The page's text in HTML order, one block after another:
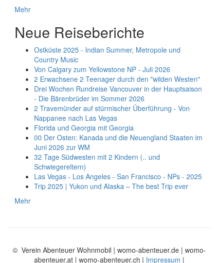
Mehr
Neue Reiseberichte
Ostküste 2025 - Indian Summer, Metropole und
Country Music
Von Calgary zum Yellowstone NP - Juli 2026
2 Erwachsene 2 Teenager durch den "wilden Westen"
Drei Wochen Rundreise Vancouver in der Hauptsaison
- Die Bärenbrüder im Sommer 2026
2 Travemünder auf stürmischer Überführung - Von
Nappanee nach Las Vegas
Florida und Georgia mit Georgia
00 Der Osten: Kanada und die Neuengland Staaten im
Juni 2026 zur WM
32 Tage Südwesten mit 2 Kindern (.. und
Schwiegereltern)
Las Vegas - Los Angeles - San Francisco - NPs - 2025
Trip 2025 | Yukon und Alaska – The best Trip ever
Mehr
© Verein Abenteuer Wohnmobil | womo-abenteuer.de | womo-
abenteuer.at | womo-abenteuer.ch | Impressum |